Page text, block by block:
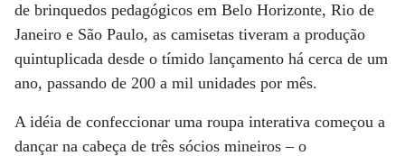
de brinquedos pedagógicos em Belo Horizonte, Rio de
Janeiro e São Paulo, as camisetas tiveram a produção
quintuplicada desde o tímido lançamento há cerca de um
ano, passando de 200 a mil unidades por mês.
A idéia de confeccionar uma roupa interativa começou a
dançar na cabeça de três sócios mineiros – o